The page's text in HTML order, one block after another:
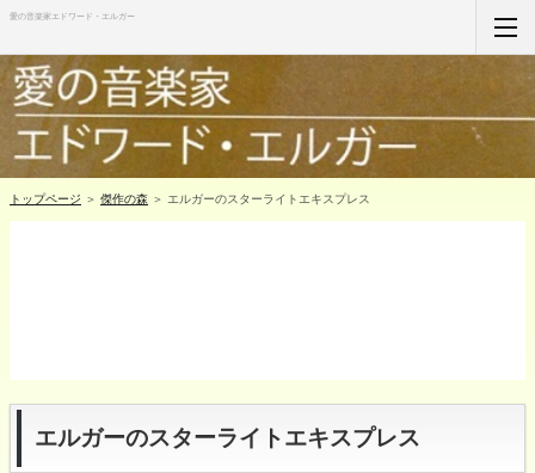
愛の音楽家エドワード・エルガー
ホーム
RSS購読
サイトマップ
トップページ ＞ 傑作の森 ＞ エルガーのスターライトエキスプレス
エルガーのスターライトエキスプレス